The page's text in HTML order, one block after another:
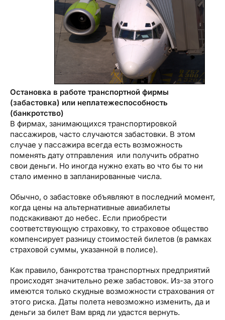
Остановка в работе транспортной фирмы
(забастовка) или неплатежеспособность
(банкротство)
В фирмах, занимающихся транспортировкой
пассажиров, часто случаются забастовки. В этом
случае у пассажира всегда есть возможность
поменять дату отправления или получить обратно
свои деньги. Но иногда нужно ехать во что бы то ни
стало именно в запланированные числа.
Обычно, о забастовке объявляют в последний момент,
когда цены на альтернативные авиабилеты
подскакивают до небес. Если приобрести
соответствующую страховку, то страховое общество
компенсирует разницу стоимостей билетов (в рамках
страховой суммы, указанной в полисе).
Как правило, банкротства транспортных предприятий
происходят значительно реже забастовок. Из-за этого
имеются только скудные возможности страхования от
этого риска. Даты полета невозможно изменить, да и
деньги за билет Вам вряд ли удастся вернуть.